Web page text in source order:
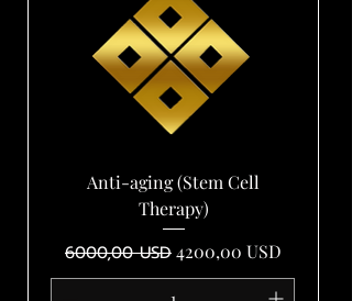
Anti-aging (Stem Cell
Therapy)
Prezzo regolare
6000,00 USD Prezzo scontato
4200,00 USD